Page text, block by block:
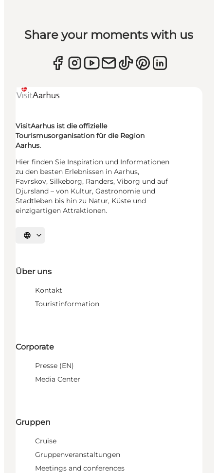
Share your moments with us
VisitAarhus ist die offizielle
Tourismusorganisation für die Region
Aarhus.
Hier finden Sie Inspiration und Informationen
zu den besten Erlebnissen in Aarhus,
Favrskov, Silkeborg, Randers, Viborg und auf
Djursland – von Kultur, Gastronomie und
Stadtleben bis hin zu Natur, Küste und
einzigartigen Attraktionen.
Sprache auswählen
Über uns
Kontakt
Touristinformation
Corporate
Presse (EN)
Media Center
Gruppen
Cruise
Gruppenveranstaltungen
Meetings and conferences